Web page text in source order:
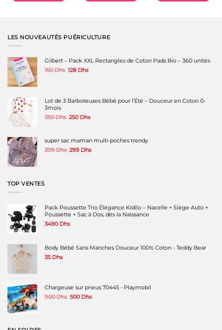
LES NOUVEAUTÉS PUÉRICULTURE
Gilbert – Pack XXL Rectangles de Coton Pads Bio – 360 unités
150Dhs Le
150 Dhs.
128 DhsLe
128 Dhs.
Lot de 3 Barboteuses Bébé pour l’Été – Douceur en Coton 0-
3mois
350Dhs Le
350 Dhs.
250 DhsLe
250 Dhs.
super sac maman multi-poches trendy
399Dhs Le
299 DhsLe
TOP VENTES
Pack Poussette Trio Élégance Kidilo – Nacelle + Siège Auto +
Poussette + Sac à Dos, dès la Naissance
3490 Dhs
Body Bébé Sans Manches Douceur 100% Coton - Teddy Bear
35 Dhs
Chargeuse sur pneus 70445 - Playmobil
900Dhs Le
500 DhsLe